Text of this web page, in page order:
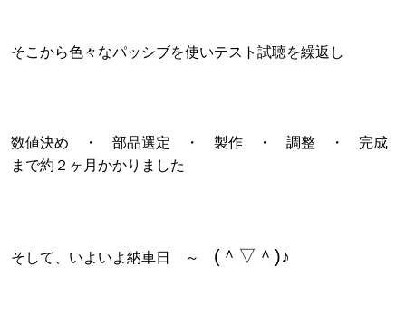
そこから色々なパッシブを使いテスト試聴を繰返し
数値決め ・ 部品選定 ・ 製作 ・ 調整 ・ 完成
まで約２ヶ月かかりました
そして、いよいよ納車日 ～ (＾▽＾)♪